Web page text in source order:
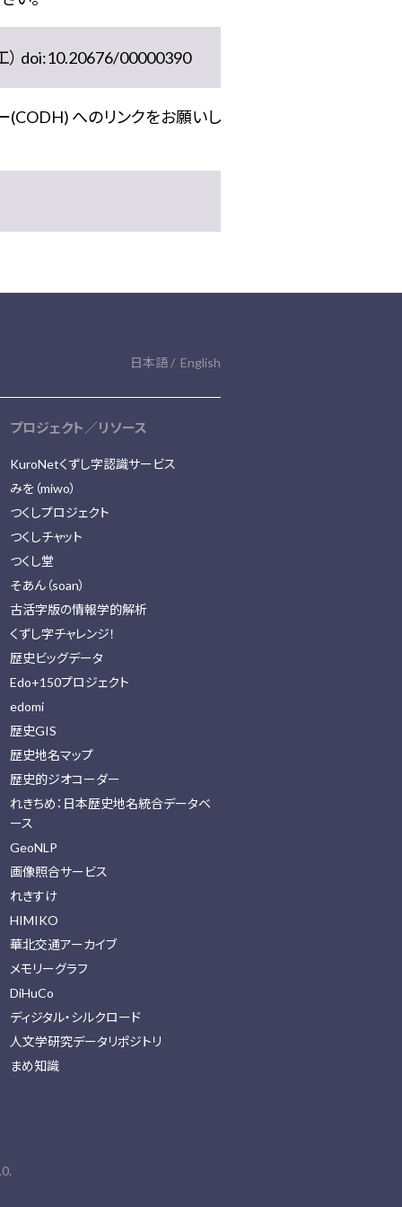
） doi:10.20676/00000390
(CODH) へのリンクをお願いし
日本語 English
プロジェクト／リソース
KuroNetくずし字認識サービス
みを（miwo）
つくしプロジェクト
つくしチャット
つくし堂
そあん（soan）
古活字版の情報学的解析
くずし字チャレンジ！
歴史ビッグデータ
Edo+150プロジェクト
edomi
歴史GIS
歴史地名マップ
歴史的ジオコーダー
れきちめ：日本歴史地名統合データベ
ース
GeoNLP
画像照合サービス
れきすけ
HIMIKO
華北交通アーカイブ
メモリーグラフ
DiHuCo
ディジタル・シルクロード
人文学研究データリポジトリ
まめ知識